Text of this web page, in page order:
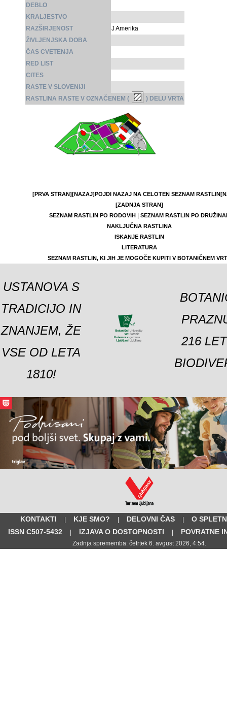
DEBLO
KRALJESTVO
RAZŠIRJENOST
J Amerika
ŽIVLJENJSKA DOBA
ČAS CVETENJA
RED LIST
CITES
RASTE V SLOVENIJI
RASTLINA RASTE V OZNAČENEM (
) DELU VRTA
[PRVA STRAN][NAZAJ]POJDI NAZAJ NA CELOTEN SEZNAM RASTLIN
[ZADNJA STRAN]
SEZNAM RASTLIN PO RODOVIH|
SEZNAM RASTLIN PO
NAKLJUČNA RASTLINA
ISKANJE RASTLIN
LITERATURA
SEZNAM RASTLIN, KI JIH JE MOGOČE KUPITI V BOTANIČNEM
USTANOVA S
TRADICIJO IN
ZNANJEM, ŽE
VSE OD LETA
1810!
216
KONTAKTI | KJE SMO? | DELOVNI ČAS |
O
ISSN C507-5432
| IZJAVA O DOSTOPNOSTI | POVRATNE
Zadnja sprememba: četrtek 6. avgust 2026, 4:54.